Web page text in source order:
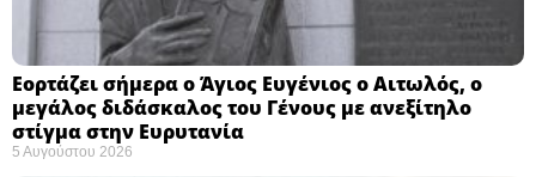
Εορτάζει σήμερα ο Άγιος Ευγένιος ο Αιτωλός, ο
μεγάλος διδάσκαλος του Γένους με ανεξίτηλο
στίγμα στην Ευρυτανία
5 Αυγούστου 2026